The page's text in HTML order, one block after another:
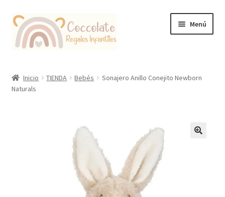
Ir
la
Ir
contenido
Menú
Coccolate Puericultura y Juguetería Educativa
Inicio TIENDA Bebés
Sonajero Anillo Conejito Newborn
Naturals